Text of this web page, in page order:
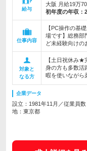
給与
大阪 月給19万
初年度の年収：
仕事内容
【PC操作の基
場です】総務部
ど未経験向けの
対象と
なる方
【土日祝休み
身の方も多数活
暇を使いながら
企業データ
設立：1981年11月／従業員
地：東京都